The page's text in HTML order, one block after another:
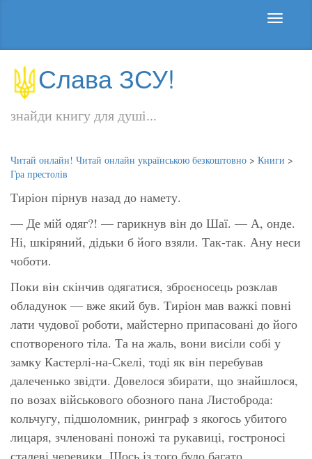
Слава ЗСУ!
знайди книгу для душі...
Читай онлайн! Читай онлайн українською безкоштовно > Книги >
Гра престолів
Тиріон пірнув назад до намету.
— Де мій одяг?! — гарикнув він до Шаї. — А, онде.
Ні, шкіряний, дідьки б його взяли. Так-так. Ану неси
чоботи.
Поки він скінчив одягатися, зброєносець розклав
обладунок — вже який був. Тиріон мав важкі повні
лати чудової роботи, майстерно припасовані до його
спотвореного тіла. Та на жаль, вони висіли собі у
замку Кастерлі-на-Скелі, тоді як він перебував
далеченько звідти. Довелося збирати, що знайшлося,
по возах військового обозного пана Листоброда:
кольчугу, підшоломник, ринграф з якогось убитого
лицаря, зчленовані поножі та рукавиці, гостроносі
сталеві черевики. Щось із того було багато